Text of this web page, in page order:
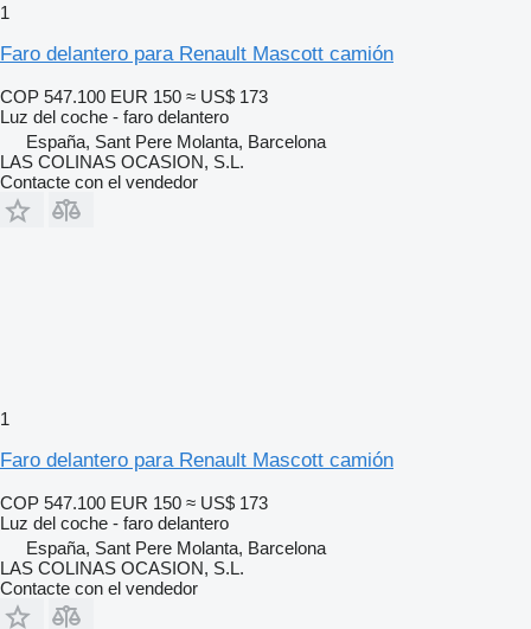
1
Faro delantero para Renault Mascott camión
COP 547.100 EUR 150 ≈ US$ 173
Luz del coche - faro delantero
España, Sant Pere Molanta, Barcelona
LAS COLINAS OCASION, S.L.
Contacte con el vendedor
1
Faro delantero para Renault Mascott camión
COP 547.100 EUR 150 ≈ US$ 173
Luz del coche - faro delantero
España, Sant Pere Molanta, Barcelona
LAS COLINAS OCASION, S.L.
Contacte con el vendedor